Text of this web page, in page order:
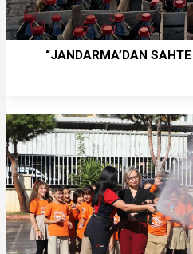
“JANDARMA’DAN